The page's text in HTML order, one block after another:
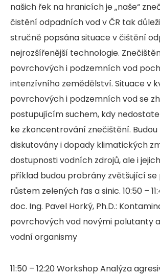
našich řek na hranicích je „naše“
čistění odpadních vod v ČR tak
stručně popsána situace v čištění
nejrozšířenější technologie.
povrchových i podzemních vod
intenzívního zemědělství. Situace v
povrchových i podzemních vod se
postupujícím suchem, kdy
ke zkoncentrování znečištění.
diskutovány i dopady klimatických
dostupnosti vodních zdrojů, ale i
příklad budou probrány zvětšující se
růstem zelených řas a sinic. 10:50 –
doc. Ing. Pavel Horký, Ph.D.:
povrchových vod novými polutanty
vodní organismy
11:50 – 12:20 Workshop Analýza